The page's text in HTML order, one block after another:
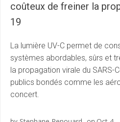
coûteux de freiner la
19
La lumière UV-C permet de
systèmes abordables, sûrs et
la propagation virale du SARS-
publics bondés comme les
concert.